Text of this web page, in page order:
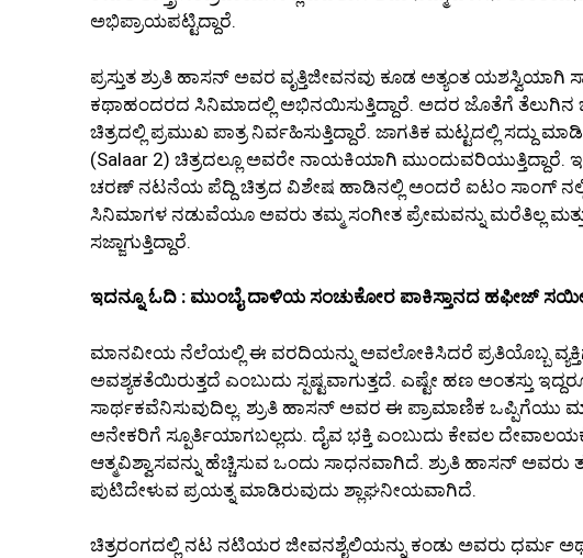
ಅಭಿಪ್ರಾಯಪಟ್ಟಿದ್ದಾರೆ.
ಪ್ರಸ್ತುತ ಶ್ರುತಿ ಹಾಸನ್ ಅವರ ವೃತ್ತಿಜೀವನವು ಕೂಡ ಅತ್ಯಂತ
ಕಥಾಹಂದರದ ಸಿನಿಮಾದಲ್ಲಿ ಅಭಿನಯಿಸುತ್ತಿದ್ದಾರೆ. ಅದರ ಜೊತೆಗೆ ತೆಲುಗಿನ
ಚಿತ್ರದಲ್ಲಿ ಪ್ರಮುಖ ಪಾತ್ರ ನಿರ್ವಹಿಸುತ್ತಿದ್ದಾರೆ. ಜಾಗತಿಕ ಮಟ್ಟದಲ್ಲಿ ಸದ್ದು
(Salaar 2) ಚಿತ್ರದಲ್ಲೂ ಅವರೇ ನಾಯಕಿಯಾಗಿ
ಚರಣ್ ನಟನೆಯ ಪೆದ್ದಿ ಚಿತ್ರದ ವಿಶೇಷ ಹಾಡಿನಲ್ಲಿ ಅಂದರೆ ಐಟಂ ಸಾಂಗ್ ನಲ್ಲಿ
ಸಿನಿಮಾಗಳ ನಡುವೆಯೂ ಅವರು ತಮ್ಮ ಸಂಗೀತ ಪ್ರೇಮವನ್ನು ಮರೆತಿಲ್ಲ
ಸಜ್ಜಾಗುತ್ತಿದ್ದಾರೆ.
ಇದನ್ನೂ ಓದಿ : ಮುಂಬೈ ದಾಳಿಯ ಸಂಚುಕೋರ ಪಾಕಿಸ್ತಾನದ ಹಫೀಜ್
ಮಾನವೀಯ ನೆಲೆಯಲ್ಲಿ ಈ ವರದಿಯನ್ನು ಅವಲೋಕಿಸಿದರೆ ಪ್ರತಿಯೊಬ್ಬ
ಅವಶ್ಯಕತೆಯಿರುತ್ತದೆ ಎಂಬುದು ಸ್ಪಷ್ಟವಾಗುತ್ತದೆ. ಎಷ್ಟೇ ಹಣ ಅಂತಸ್ತು
ಸಾರ್ಥಕವೆನಿಸುವುದಿಲ್ಲ. ಶ್ರುತಿ ಹಾಸನ್ ಅವರ ಈ ಪ್ರಾಮಾಣಿಕ ಒಪ್ಪಿಗೆಯು
ಅನೇಕರಿಗೆ ಸ್ಪೂರ್ತಿಯಾಗಬಲ್ಲದು. ದೈವ ಭಕ್ತಿ ಎಂಬುದು ಕೇವಲ
ಆತ್ಮವಿಶ್ವಾಸವನ್ನು ಹೆಚ್ಚಿಸುವ ಒಂದು ಸಾಧನವಾಗಿದೆ. ಶ್ರುತಿ ಹಾಸನ್ ಅವರು
ಪುಟಿದೇಳುವ ಪ್ರಯತ್ನ ಮಾಡಿರುವುದು ಶ್ಲಾಘನೀಯವಾಗಿದೆ.
ಚಿತ್ರರಂಗದಲ್ಲಿ ನಟ ನಟಿಯರ ಜೀವನಶೈಲಿಯನ್ನು ಕಂಡು ಅವರು ಧರ್ಮ